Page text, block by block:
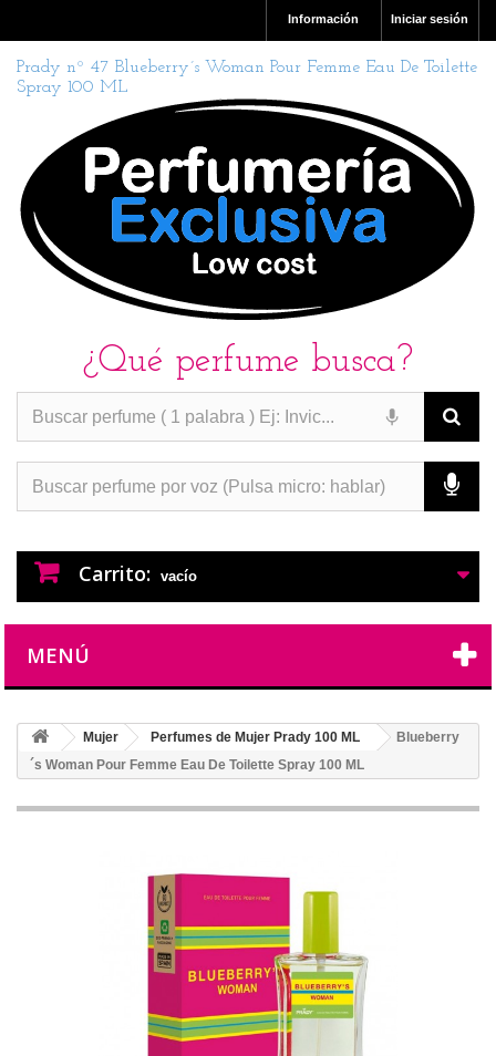
Iniciar sesión
Información
Prady nº 47 Blueberry´s Woman Pour Femme Eau De Toilette
Spray 100 ML
¿Qué perfume busca?
Carrito: vacío
MENÚ
Mujer Perfumes de Mujer Prady 100 ML
Blueberry
´s Woman Pour Femme Eau De Toilette Spray 100 ML